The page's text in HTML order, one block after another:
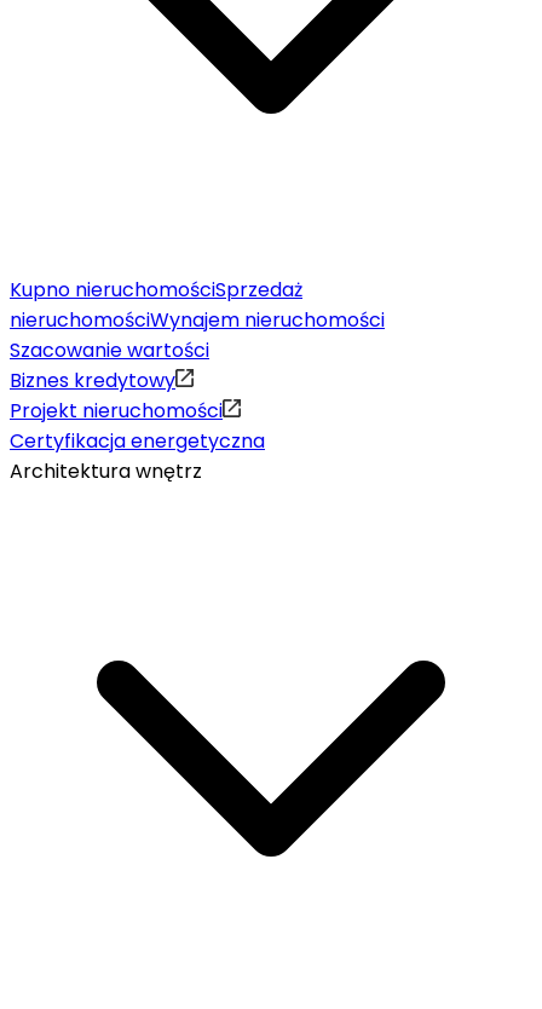
Kupno nieruchomościSprzedaż
nieruchomościWynajem nieruchomości
Szacowanie wartości
Biznes kredytowy
Projekt nieruchomości
Certyfikacja energetyczna
Architektura wnętrz